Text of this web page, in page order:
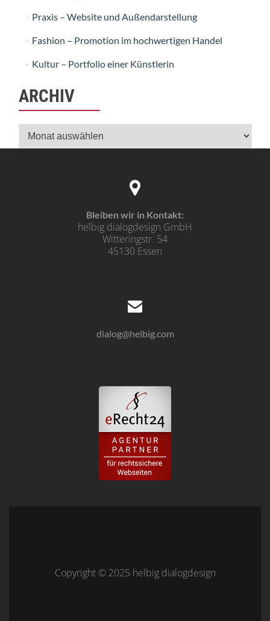
Praxis – Website und Außendarstellung
Fashion – Promotion im hochwertigen Handel
Kultur – Portfolio einer Künstlerin
ARCHIV
Archiv
Bleiben wir in Kontakt:
helbig dialogdesign GmbH
Witteringstr. 54
45130 Essen
dialog@helbig.com
Copyright © 2025 helbig dialogdesign